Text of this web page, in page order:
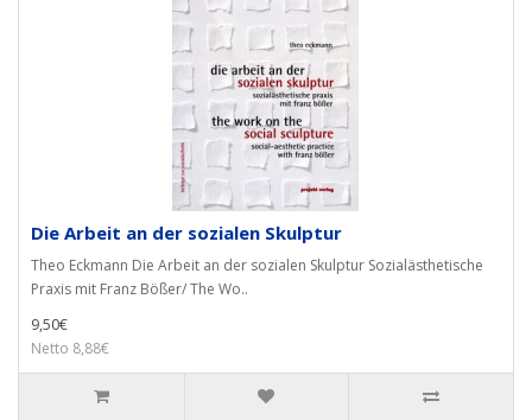
Die Arbeit an der sozialen Skulptur
Theo Eckmann Die Arbeit an der sozialen Skulptur Sozialästhetische
Praxis mit Franz Bößer/ The Wo..
9,50€
Netto 8,88€